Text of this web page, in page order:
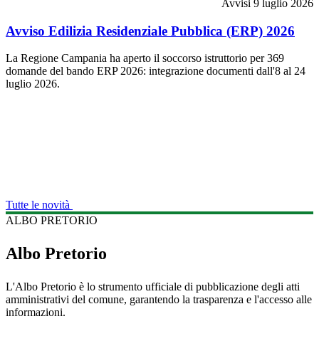
Avvisi 9 luglio 2026
Avviso Edilizia Residenziale Pubblica (ERP) 2026
La Regione Campania ha aperto il soccorso istruttorio per 369
domande del bando ERP 2026: integrazione documenti dall'8 al 24
luglio 2026.
Tutte le novità
ALBO PRETORIO
Albo Pretorio
L'Albo Pretorio è lo strumento ufficiale di pubblicazione degli atti
amministrativi del comune, garantendo la trasparenza e l'accesso alle
informazioni.